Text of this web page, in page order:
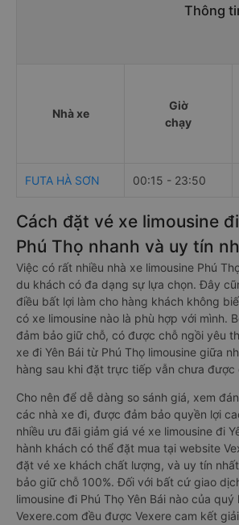
Thông
Nhà xe
Giờ
chạy
FUTA HÀ SƠN 00:15 - 23:50
Cách đặt vé xe limousine
Phú Thọ nhanh và uy tín
Việc có rất nhiều nhà xe limousine Phú
du khách có đa dạng sự lựa chọn. Đây
điều bất lợi làm cho hàng khách không
có xe limousine nào là phù hợp với mình.
đảm bảo giữ chỗ, có được chỗ ngồi yêu
xe đi Yên Bái từ Phú Thọ limousine giữa
hàng sau khi đặt trực tiếp vẫn chưa được
Cho nên để dễ dàng so sánh giá, xem
các nhà xe đi, được đảm bảo quyền lợi
nhiều ưu đãi giảm giá vé xe limousine đi
hành khách có thể đặt mua tại website
đặt vé xe khách chất lượng, và uy tín
bảo giữ chỗ 100%. Đối với bất cứ giao
limousine đi Phú Thọ Yên Bái nào của
Vexere.com đều được Vexere cam kết